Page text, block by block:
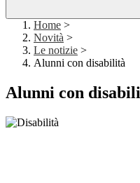
Home >
Novità >
Le notizie >
Alunni con disabilità
Alunni con